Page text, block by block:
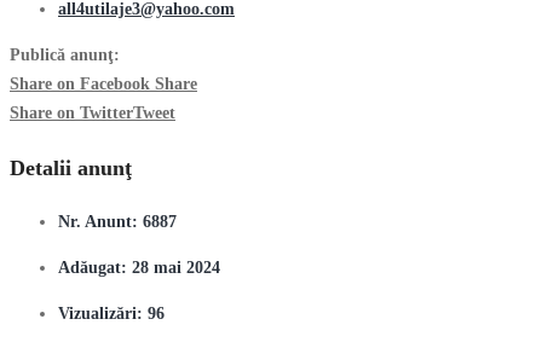
all4utilaje3@yahoo.com
Publică anunţ:
Share on Facebook Share
Share on TwitterTweet
Detalii anunţ
Nr. Anunt: 6887
Adăugat: 28 mai 2024
Vizualizări: 96